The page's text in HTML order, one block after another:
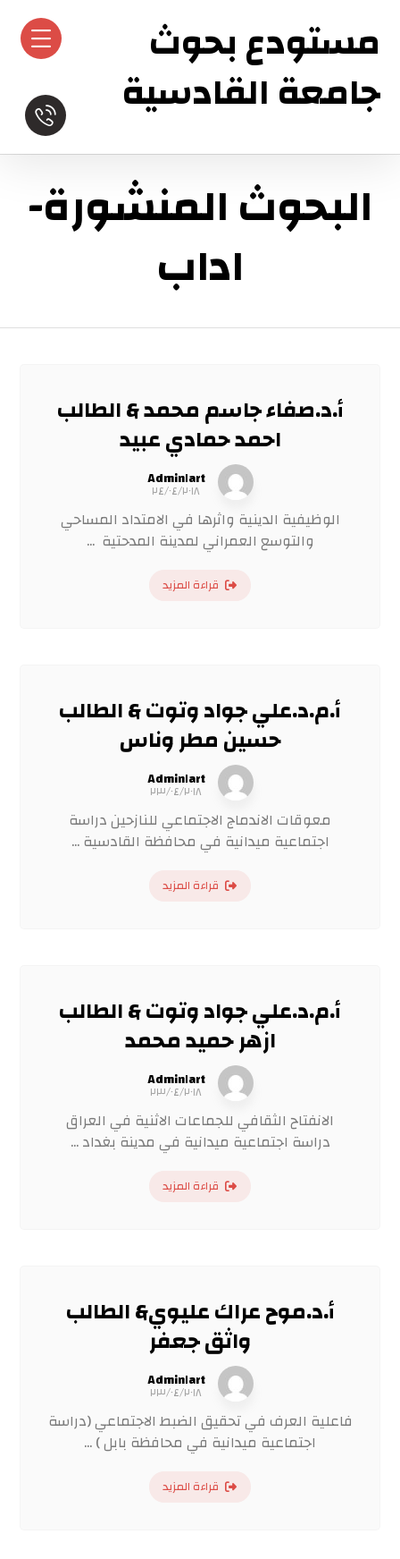
مستودع بحوث
جامعة القادسية
البحوث المنشورة-
اداب
أ.د.صفاء جاسم محمد & الطالب
احمد حمادي عبيد
Admin١art
٢٤/٠٤/٢٠١٨
الوظيفية الدينية واثرها في الامتداد المساحي
والتوسع العمراني لمدينة المدحتية ...
قراءة المزيد
أ.م.د.علي جواد وتوت & الطالب
حسين مطر وناس
Admin١art
٢٣/٠٤/٢٠١٨
معوقات الاندماج الاجتماعي للنازحين دراسة
اجتماعية ميدانية في محافظة القادسية ...
قراءة المزيد
أ.م.د.علي جواد وتوت & الطالب
ازهر حميد محمد
Admin١art
٢٣/٠٤/٢٠١٨
الانفتاح الثقافي للجماعات الاثنية في العراق
دراسة اجتماعية ميدانية في مدينة بغداد ...
قراءة المزيد
أ.د.موح عراك عليوي& الطالب
واثق جعفر
Admin١art
٢٣/٠٤/٢٠١٨
فاعلية العرف في تحقيق الضبط الاجتماعي (دراسة
اجتماعية ميدانية في محافظة بابل ) ...
قراءة المزيد